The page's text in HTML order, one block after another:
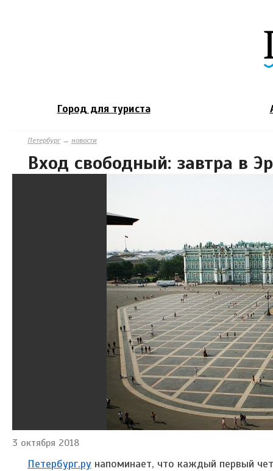
Город для туриста
Петербург→ новости
Вход свободный: завтра в
3 октября 2018
Петербург.ру напоминает, что каждый первый